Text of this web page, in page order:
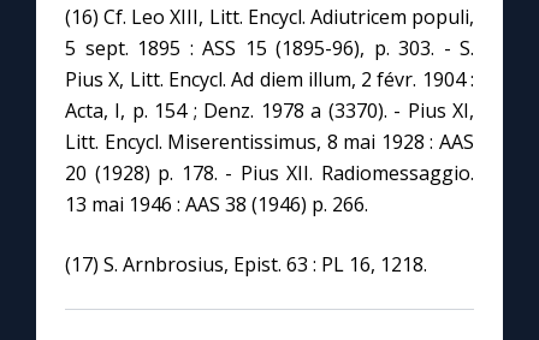
(16) Cf. Leo XIII, Litt. Encycl. Adiutricem populi,
5 sept. 1895 : ASS 15 (1895-96), p. 303. - S.
Pius X, Litt. Encycl. Ad diem illum, 2 févr. 1904 :
Acta, I, p. 154 ; Denz. 1978 a (3370). - Pius XI,
Litt. Encycl. Miserentissimus, 8 mai 1928 : AAS
20 (1928) p. 178. - Pius XII. Radiomessaggio.
13 mai 1946 : AAS 38 (1946) p. 266.
(17) S. Arnbrosius, Epist. 63 : PL 16, 1218.